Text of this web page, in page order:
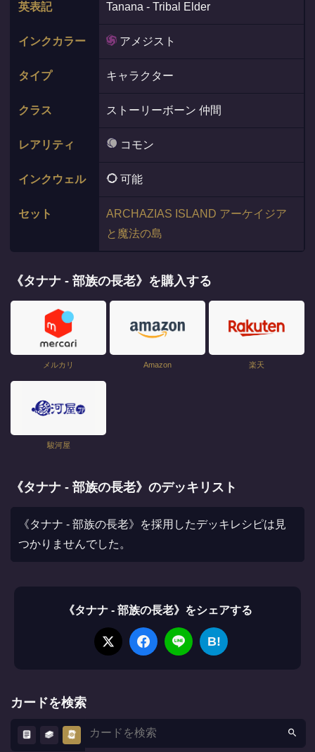
英表記 Tanana - Tribal Elder
インクカラー アメジスト
タイプ キャラクター
クラス ストーリーボーン 仲間
レアリティ コモン
インクウェル 可能
セット
ARCHAZIAS ISLAND アーケイジア
と魔法の島
《タナナ - 部族の長老》を購入する
メルカリ Amazon 楽天
駿河屋
《タナナ - 部族の長老》のデッキリスト
《タナナ - 部族の長老》を採用したデッキレシピは見
つかりませんでした。
《タナナ - 部族の長老》をシェアする
B!
カードを検索